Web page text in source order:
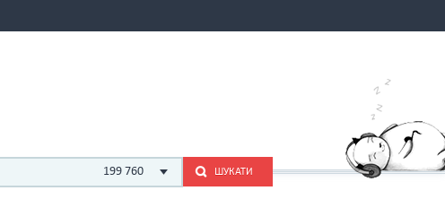
199 760 ШУКАТИ